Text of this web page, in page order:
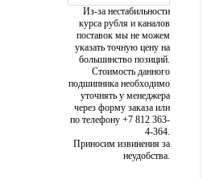
Из-за нестабильности
курса рубля и каналов
поставок мы не можем
указать точную цену на
большинство позиций.
Стоимость данного
подшипника необходимо
уточнять у менеджера
через форму заказа или
по телефону +7 812 363-
4-364.
Приносим извинения за
неудобства.